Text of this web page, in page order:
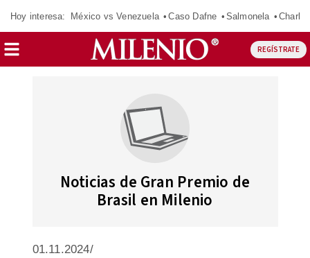
Hoy interesa: México vs Venezuela Caso Dafne Salmonela
REGÍSTRATE
Noticias de Gran Premio de
Brasil en Milenio
01.11.2024/